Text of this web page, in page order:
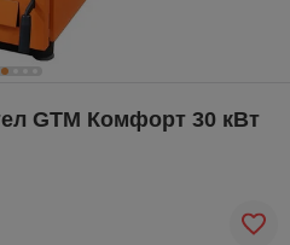
GTM Комфорт 30 кВт